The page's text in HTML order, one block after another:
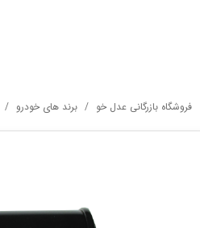
فروشگاه بازرگانی عدل خو برند های خودرو